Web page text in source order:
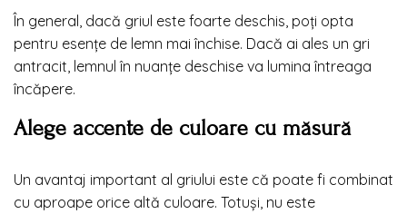
În general, dacă griul este foarte deschis, poți opta
pentru esențe de lemn mai închise. Dacă ai ales un gri
antracit, lemnul în nuanțe deschise va lumina întreaga
încăpere.
Alege accente de culoare cu măsură
Un avantaj important al griului este că poate fi combinat
cu aproape orice altă culoare. Totuși, nu este